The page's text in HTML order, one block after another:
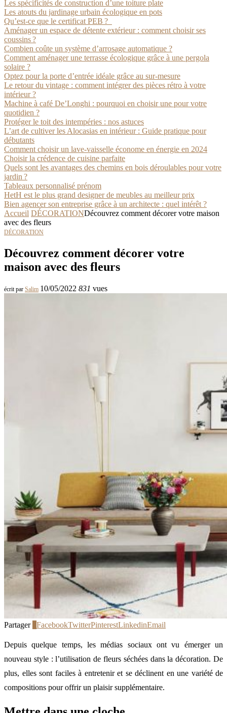
Les spécificités de construction d’une toiture plate
Les atouts du jardinage urbain écologique en pots
Qu’est-ce que le certificat PEB ?
Aménager un espace de détente extérieur : comment choisir ses
coussins ?
Combien coûte un système d’arrosage automatique ?
Comment aménager une terrasse écologique grâce à une pergola
solaire ?
Optez pour la porte d’entrée idéale grâce au sur-mesure
Le retour du vintage : comment intégrer des pièces rétro à votre
intérieur ?
Machine à café De’Longhi : pourquoi en choisir une pour votre
quotidien ?
Protéger le toit des intempéries : nos astuces
L’art de cultiver les Alocasias en intérieur : Guide pratique pour
débutants
Comment choisir un lave-vaisselle économe en énergie en 2024
Choisir la crédence de cuisine parfaite
Quels sont les avantages des chemins en bois déroulables pour votre
jardin ?
Tableaux personnalisé prénom
HetH est le plus grand designer de meubles au meilleur prix
Bien agencer son entreprise grâce à un architecte : quel intérêt ?
Accueil DÉCORATIONDécouvrez comment décorer votre maison
avec des fleurs
DÉCORATION
Découvrez comment décorer votre
maison avec des fleurs
écrit par Salim 10/05/2022 831 vues
Partager FacebookTwitterPinterestLinkedinEmail
Depuis quelque temps, les médias sociaux ont vu émerger un
nouveau style : l’utilisation de fleurs séchées dans la décoration. De
plus, elles sont faciles à entretenir et se déclinent en une variété de
compositions pour offrir un plaisir supplémentaire.